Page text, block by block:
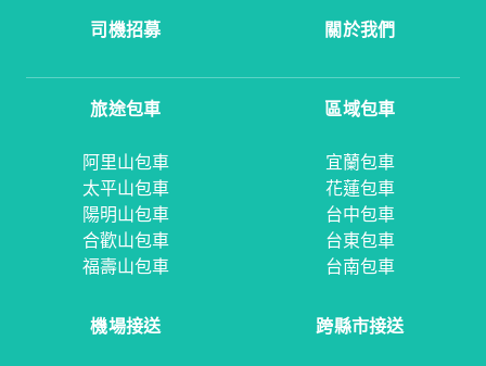
司機招募
關於我們
旅途包車
阿里山包車
太平山包車
陽明山包車
合歡山包車
福壽山包車
區域包車
宜蘭包車
花蓮包車
台中包車
台東包車
台南包車
機場接送 跨縣市接送